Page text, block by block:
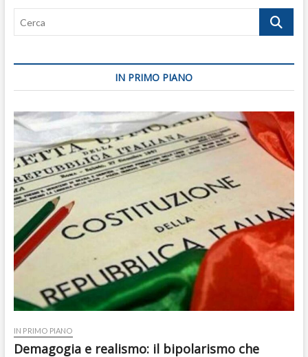
Cerca
IN PRIMO PIANO
IN PRIMO PIANO
Demagogia e realismo: il bipolarismo che